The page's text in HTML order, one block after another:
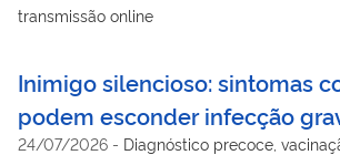
transmissão online
Inimigo silencioso: sintomas
podem esconder infecção
24/07/2026 - Diagnóstico precoce,